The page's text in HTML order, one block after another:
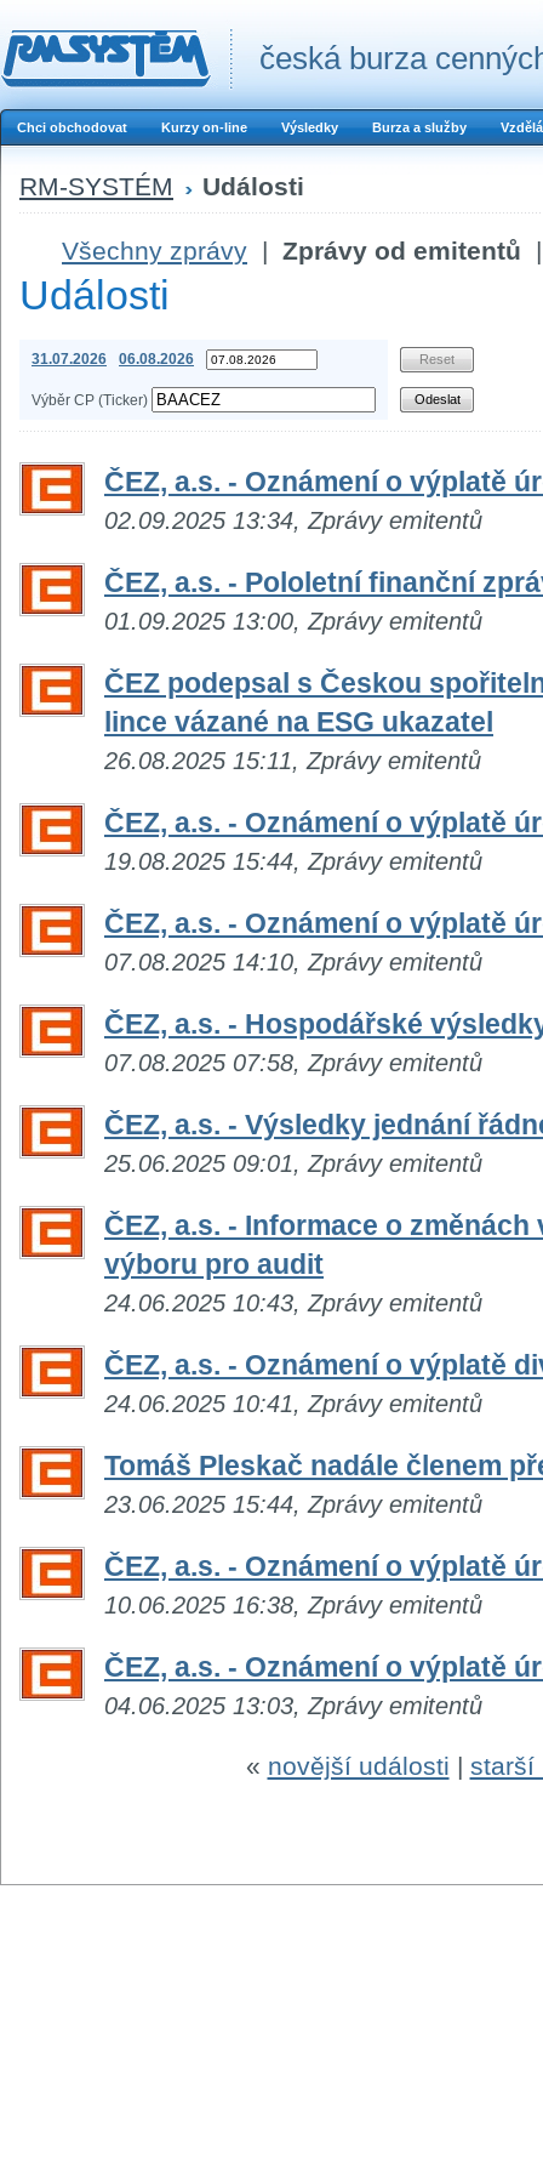
česká burza
Chci obchodovat Kurzy on-line Výsledky Burza a služby
RM-SYSTÉM Události
Všechny zprávy | Zprávy od emitentů |
Události
31.07.2026 06.08.2026
Výběr CP (Ticker)
ČEZ, a.s. - Oznámení o výplatě
02.09.2025 13:34, Zprávy emitentů
ČEZ, a.s. - Pololetní finanční
01.09.2025 13:00, Zprávy emitentů
ČEZ podepsal s Českou
lince vázané na ESG ukazatel
26.08.2025 15:11, Zprávy emitentů
ČEZ, a.s. - Oznámení o výplatě
19.08.2025 15:44, Zprávy emitentů
ČEZ, a.s. - Oznámení o výplatě
07.08.2025 14:10, Zprávy emitentů
ČEZ, a.s. - Hospodářské
07.08.2025 07:58, Zprávy emitentů
ČEZ, a.s. - Výsledky jednání
25.06.2025 09:01, Zprávy emitentů
ČEZ, a.s. - Informace o
výboru pro audit
24.06.2025 10:43, Zprávy emitentů
ČEZ, a.s. - Oznámení o výplatě
24.06.2025 10:41, Zprávy emitentů
Tomáš Pleskač nadále členem
23.06.2025 15:44, Zprávy emitentů
ČEZ, a.s. - Oznámení o výplatě
10.06.2025 16:38, Zprávy emitentů
ČEZ, a.s. - Oznámení o výplatě
04.06.2025 13:03, Zprávy emitentů
« novější události | starší